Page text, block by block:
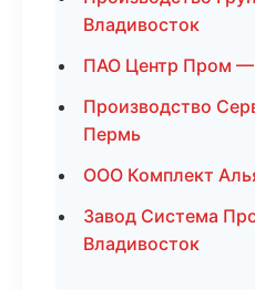
Владивосток
ПАО Центр Пром —
Производство
Пермь
ООО Комплект
Завод Система
Владивосток